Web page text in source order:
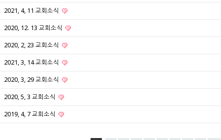
2021, 4, 11 교회소식
2020, 12. 13 교회소식
2020, 2, 23 교회소식
2021, 3, 14 교회소식
2020, 3, 29 교회소식
2020, 5, 3 교회소식
2019, 4, 7 교회소식